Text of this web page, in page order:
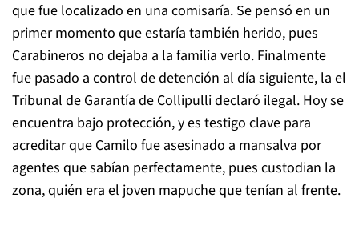
que fue localizado en una comisaría. Se pensó en un
primer momento que estaría también herido, pues
Carabineros no dejaba a la familia verlo. Finalmente
fue pasado a control de detención al día siguiente, la el
Tribunal de Garantía de Collipulli declaró ilegal. Hoy se
encuentra bajo protección, y es testigo clave para
acreditar que Camilo fue asesinado a mansalva por
agentes que sabían perfectamente, pues custodian la
zona, quién era el joven mapuche que tenían al frente.